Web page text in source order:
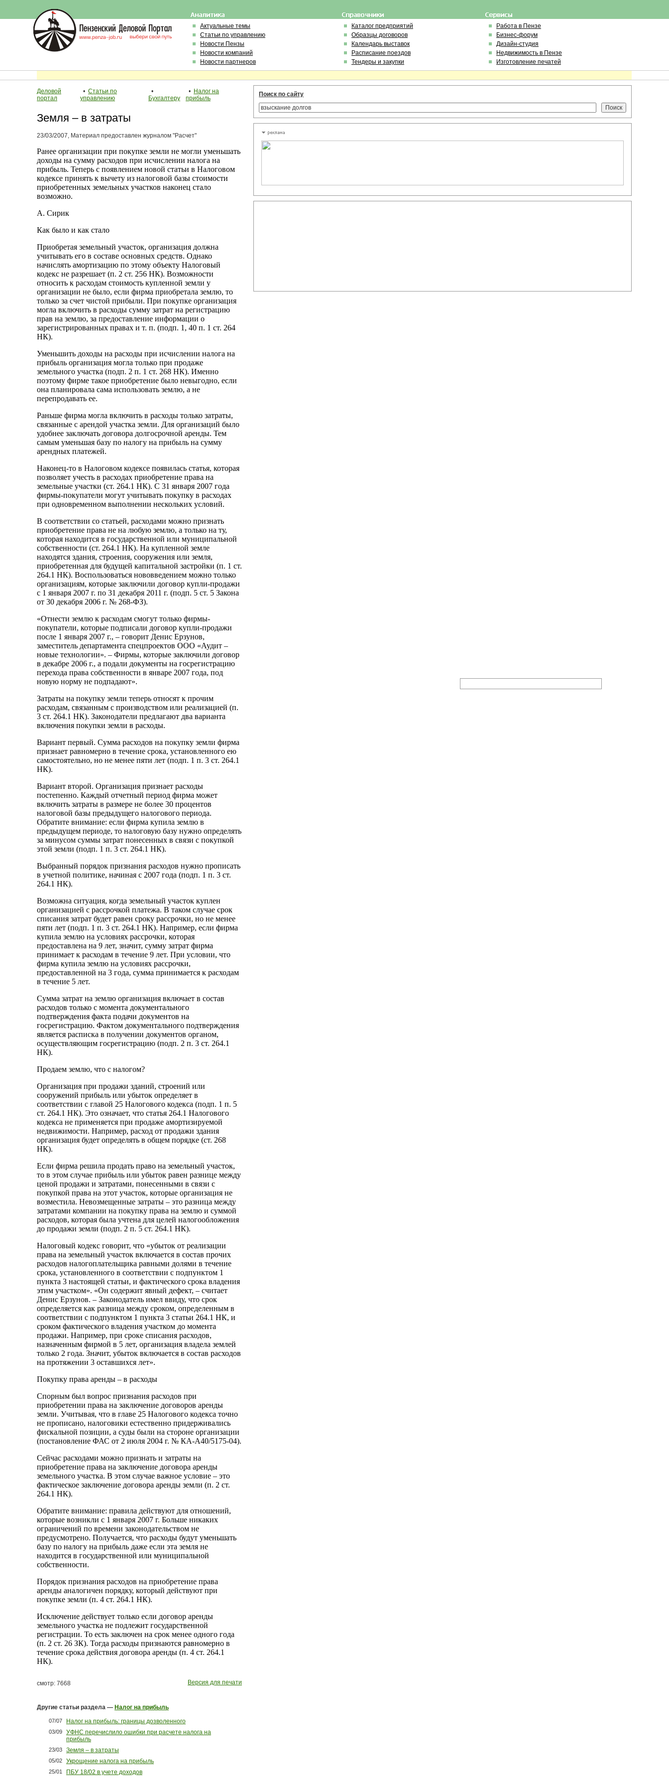
Актуальные темы
Статьи по управлению
Новости Пензы
Новости компаний
Новости партнеров
Каталог предприятий
Образцы договоров
Календарь выставок
Расписание поездов
Тендеры и закупки
Работа в Пензе
Бизнес-форум
Дизайн-студия
Недвижимость в Пензе
Изготовление печатей
Деловой
портал
• Статьи по
управлению
•
Бухгалтеру
• Налог на
прибыль
Земля – в затраты
23/03/2007, Материал предоставлен журналом "Расчет"
Ранее организации при покупке земли не могли уменьшать
доходы на сумму расходов при исчислении налога на
прибыль. Теперь с появлением новой статьи в Налоговом
кодексе принять к вычету из налоговой базы стоимости
приобретенных земельных участков наконец стало
возможно.
А. Сирик
Как было и как стало
Приобретая земельный участок, организация должна
учитывать его в составе основных средств. Однако
начислять амортизацию по этому объекту Налоговый
кодекс не разрешает (п. 2 ст. 256 НК). Возможности
относить к расходам стоимость купленной земли у
организации не было, если фирма приобретала землю, то
только за счет чистой прибыли. При покупке организация
могла включить в расходы сумму затрат на регистрацию
прав на землю, за предоставление информации о
зарегистрированных правах и т. п. (подп. 1, 40 п. 1 ст. 264
НК).
Уменьшить доходы на расходы при исчислении налога на
прибыль организация могла только при продаже
земельного участка (подп. 2 п. 1 ст. 268 НК). Именно
поэтому фирме такое приобретение было невыгодно, если
она планировала сама использовать землю, а не
перепродавать ее.
Раньше фирма могла включить в расходы только затраты,
связанные с арендой участка земли. Для организаций было
удобнее заключать договора долгосрочной аренды. Тем
самым уменьшая базу по налогу на прибыль на сумму
арендных платежей.
Наконец-то в Налоговом кодексе появилась статья, которая
позволяет учесть в расходах приобретение права на
земельные участки (ст. 264.1 НК). С 31 января 2007 года
фирмы-покупатели могут учитывать покупку в расходах
при одновременном выполнении нескольких условий.
В соответствии со статьей, расходами можно признать
приобретение права не на любую землю, а только на ту,
которая находится в государственной или муниципальной
собственности (ст. 264.1 НК). На купленной земле
находятся здания, строения, сооружения или земля,
приобретенная для будущей капитальной застройки (п. 1 ст.
264.1 НК). Воспользоваться нововведением можно только
организациям, которые заключили договор купли-продажи
с 1 января 2007 г. по 31 декабря 2011 г. (подп. 5 ст. 5 Закона
от 30 декабря 2006 г. № 268-ФЗ).
«Отнести землю к расходам смогут только фирмы-
покупатели, которые подписали договор купли-продажи
после 1 января 2007 г., – говорит Денис Ерзунов,
заместитель департамента спецпроектов ООО «Аудит –
новые технологии». – Фирмы, которые заключили договор
в декабре 2006 г., а подали документы на госрегистрацию
перехода права собственности в январе 2007 года, под
новую норму не подпадают».
Затраты на покупку земли теперь относят к прочим
расходам, связанным с производством или реализацией (п.
3 ст. 264.1 НК). Законодатели предлагают два варианта
включения покупки земли в расходы.
Вариант первый. Сумма расходов на покупку земли фирма
признает равномерно в течение срока, установленного ею
самостоятельно, но не менее пяти лет (подп. 1 п. 3 ст. 264.1
НК).
Вариант второй. Организация признает расходы
постепенно. Каждый отчетный период фирма может
включить затраты в размере не более 30 процентов
налоговой базы предыдущего налогового периода.
Обратите внимание: если фирма купила землю в
предыдущем периоде, то налоговую базу нужно определять
за минусом суммы затрат понесенных в связи с покупкой
этой земли (подп. 1 п. 3 ст. 264.1 НК).
Выбранный порядок признания расходов нужно прописать
в учетной политике, начиная с 2007 года (подп. 1 п. 3 ст.
264.1 НК).
Возможна ситуация, когда земельный участок куплен
организацией с рассрочкой платежа. В таком случае срок
списания затрат будет равен сроку рассрочки, но не менее
пяти лет (подп. 1 п. 3 ст. 264.1 НК). Например, если фирма
купила землю на условиях рассрочки, которая
предоставлена на 9 лет, значит, сумму затрат фирма
принимает к расходам в течение 9 лет. При условии, что
фирма купила землю на условиях рассрочки,
предоставленной на 3 года, сумма принимается к расходам
в течение 5 лет.
Сумма затрат на землю организация включает в состав
расходов только с момента документального
подтверждения факта подачи документов на
госрегистрацию. Фактом документального подтверждения
является расписка в получении документов органом,
осуществляющим госрегистрацию (подп. 2 п. 3 ст. 264.1
НК).
Продаем землю, что с налогом?
Организация при продажи зданий, строений или
сооружений прибыль или убыток определяет в
соответствии с главой 25 Налогового кодекса (подп. 1 п. 5
ст. 264.1 НК). Это означает, что статья 264.1 Налогового
кодекса не применяется при продаже амортизируемой
недвижимости. Например, расход от продажи здания
организация будет определять в общем порядке (ст. 268
НК).
Если фирма решила продать право на земельный участок,
то в этом случае прибыль или убыток равен разнице между
ценой продажи и затратами, понесенными в связи с
покупкой права на этот участок, которые организация не
возместила. Невозмещенные затраты – это разница между
затратами компании на покупку права на землю и суммой
расходов, которая была учтена для целей налогообложения
до продажи земли (подп. 2 п. 5 ст. 264.1 НК).
Налоговый кодекс говорит, что «убыток от реализации
права на земельный участок включается в состав прочих
расходов налогоплательщика равными долями в течение
срока, установленного в соответствии с подпунктом 1
пункта 3 настоящей статьи, и фактического срока владения
этим участком». «Он содержит явный дефект, – считает
Денис Ерзунов. – Законодатель имел ввиду, что срок
определяется как разница между сроком, определенным в
соответствии с подпунктом 1 пункта 3 статьи 264.1 НК, и
сроком фактического владения участком до момента
продажи. Например, при сроке списания расходов,
назначенным фирмой в 5 лет, организация владела землей
только 2 года. Значит, убыток включается в состав расходов
на протяжении 3 оставшихся лет».
Покупку права аренды – в расходы
Спорным был вопрос признания расходов при
приобретении права на заключение договоров аренды
земли. Учитывая, что в главе 25 Налогового кодекса точно
не прописано, налоговики естественно придерживались
фискальной позиции, а суды были на стороне организации
(постановление ФАС от 2 июля 2004 г. № КА-А40/5175-04).
Сейчас расходами можно признать и затраты на
приобретение права на заключение договора аренды
земельного участка. В этом случае важное условие – это
фактическое заключение договора аренды земли (п. 2 ст.
264.1 НК).
Обратите внимание: правила действуют для отношений,
которые возникли с 1 января 2007 г. Больше никаких
ограничений по времени законодательством не
предусмотрено. Получается, что расходы будут уменьшать
базу по налогу на прибыль даже если эта земля не
находится в государственной или муниципальной
собственности.
Порядок признания расходов на приобретение права
аренды аналогичен порядку, который действуют при
покупке земли (п. 4 ст. 264.1 НК).
Исключение действует только если договор аренды
земельного участка не подлежит государственной
регистрации. То есть заключен на срок менее одного года
(п. 2 ст. 26 ЗК). Тогда расходы признаются равномерно в
течение срока действия договора аренды (п. 4 ст. 264.1
НК).
смотр: 7668 Версия для печати
Другие статьи раздела — Налог на прибыль
07/07 Налог на прибыль: границы дозволенного
03/09
УФНС перечислило ошибки при расчете налога на
прибыль
23/03 Земля – в затраты
05/02 Укрощение налога на прибыль
25/01 ПБУ 18/02 в учете доходов
Поиск по сайту